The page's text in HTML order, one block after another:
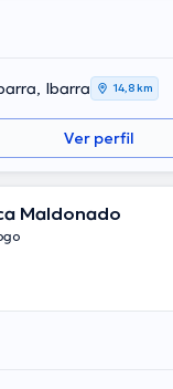
Ibarra 14,8 km
Ver perfil
Maldonado